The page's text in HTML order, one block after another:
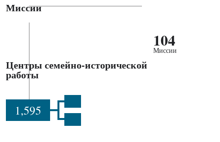
Миссии
104
Миссии
Центры семейно-исторической
работы
1,595